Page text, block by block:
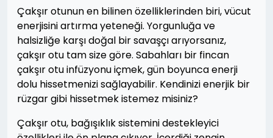
Çakşır otunun en bilinen özelliklerinden biri, vücut
enerjisini artırma yeteneği. Yorgunluğa ve
halsizliğe karşı doğal bir savaşçı arıyorsanız,
çakşır otu tam size göre. Sabahları bir fincan
çakşır otu infüzyonu içmek, gün boyunca enerji
dolu hissetmenizi sağlayabilir. Kendinizi enerjik bir
rüzgar gibi hissetmek istemez misiniz?
Çakşır otu, bağışıklık sistemini destekleyici